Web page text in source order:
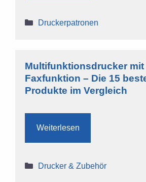
Kategorien
Druckerpatronen
Multifunktionsdrucker mit
Faxfunktion – Die 15
Produkte im Vergleich
Weiterlesen
Kategorien
Drucker & Zubehör